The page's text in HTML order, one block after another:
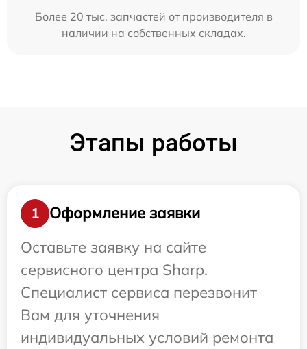
Более 20 тыс. запчастей от производителя в
наличии на собственных складах.
Этапы работы
1
Оформление заявки
Оставьте заявку на сайте
сервисного центра Sharp.
Специалист сервиса перезвонит
Вам для уточнения
индивидуальных условий ремонта